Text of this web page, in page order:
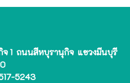
1 ถนนสีหบุรานุกิจ แขวงมีนบุรี
5243